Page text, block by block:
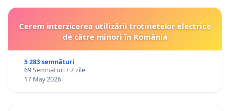
Cerem interzicerea utilizării trotinetelor electrice
de către minori în România
5 283 semnături
69 Semnături / 7 zile
17 May 2026